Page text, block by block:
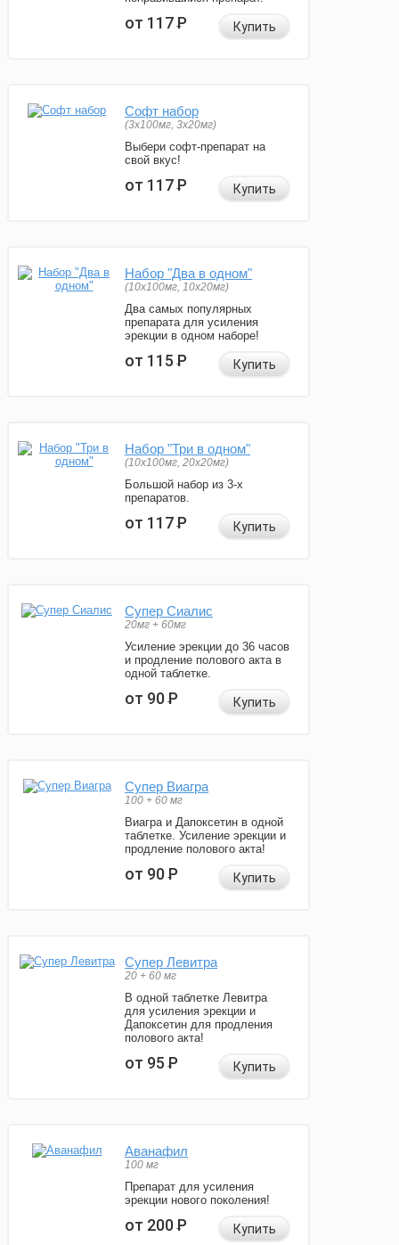
от 117Р Купить
Софт набор
(3x100мг, 3x20мг)
Выбери софт-препарат на
свой вкус!
от 117Р Купить
Набор "Два в одном"
(10x100мг, 10x20мг)
Два самых популярных
препарата для усиления
эрекции в одном наборе!
от 115Р Купить
Набор "Три в одном"
(10x100мг, 20x20мг)
Большой набор из 3-х
препаратов.
от 117Р Купить
Супер Сиалис
20мг + 60мг
Усиление эрекции до 36 часов
и продление полового акта в
одной таблетке.
от 90Р Купить
Супер Виагра
100 + 60 мг
Виагра и Дапоксетин в одной
таблетке. Усиление эрекции и
продление полового акта!
от 90Р Купить
Супер Левитра
20 + 60 мг
В одной таблетке Левитра
для усиления эрекции и
Дапоксетин для продления
полового акта!
от 95Р Купить
Аванафил
100 мг
Препарат для усиления
эрекции нового поколения!
от 200Р Купить